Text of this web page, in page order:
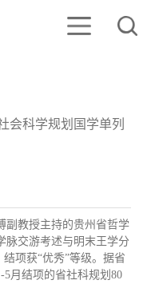
会科学规划国学单列
副教授主持的贵州省哲学
脉交游考述与明末王学分
项获“优秀”等级。据省
5月结项的省社科规划80